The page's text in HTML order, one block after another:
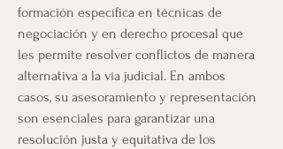
formación específica en técnicas de
negociación y en derecho procesal que
les permite resolver conflictos de manera
alternativa a la vía judicial. En ambos
casos, su asesoramiento y representación
son esenciales para garantizar una
resolución justa y equitativa de los